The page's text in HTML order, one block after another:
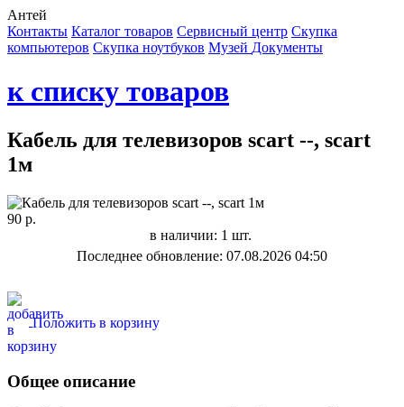
Антей
Контакты Каталог товаров Сервисный центр Cкупка
компьютеров Cкупка ноутбуков Музей Документы
к списку товаров
Кабель для телевизоров scart --, scart
1м
90 р.
в наличии: 1 шт.
Последнее обновление: 07.08.2026 04:50
Положить в корзину
Общее описание